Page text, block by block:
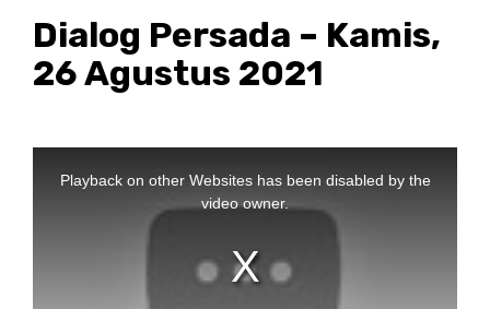
Dialog Persada – Kamis,
26 Agustus 2021